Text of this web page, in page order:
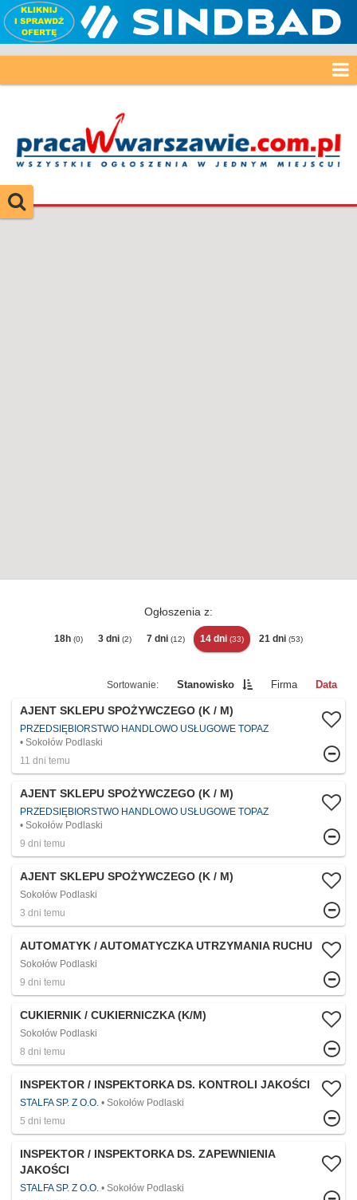
Ogłoszenia z:
18h (0) 3 dni (2) 7 dni (12) 14 dni (33) 21 dni (53)
Stanowisko Firma Data
AJENT SKLEPU SPOŻYWCZEGO (K / M)
PRZEDSIĘBIORSTWO HANDLOWO USŁUGOWE TOPAZ
Sokołów Podlaski
11 dni temu
AJENT SKLEPU SPOŻYWCZEGO (K / M)
PRZEDSIĘBIORSTWO HANDLOWO USŁUGOWE TOPAZ
Sokołów Podlaski
9 dni temu
AJENT SKLEPU SPOŻYWCZEGO (K / M)
Sokołów Podlaski
3 dni temu
AUTOMATYK / AUTOMATYCZKA UTRZYMANIA RUCHU
Sokołów Podlaski
9 dni temu
CUKIERNIK / CUKIERNICZKA (K/M)
Sokołów Podlaski
8 dni temu
INSPEKTOR / INSPEKTORKA DS. KONTROLI JAKOŚCI
STALFA SP. Z O.O.
Sokołów Podlaski
5 dni temu
INSPEKTOR / INSPEKTORKA DS. ZAPEWNIENIA
JAKOŚCI
STALFA SP. Z O.O.
Sokołów Podlaski